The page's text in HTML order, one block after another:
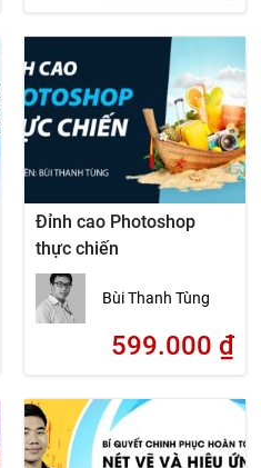
Đỉnh cao Photoshop
thực chiến
Bùi Thanh Tùng
599.000 ₫